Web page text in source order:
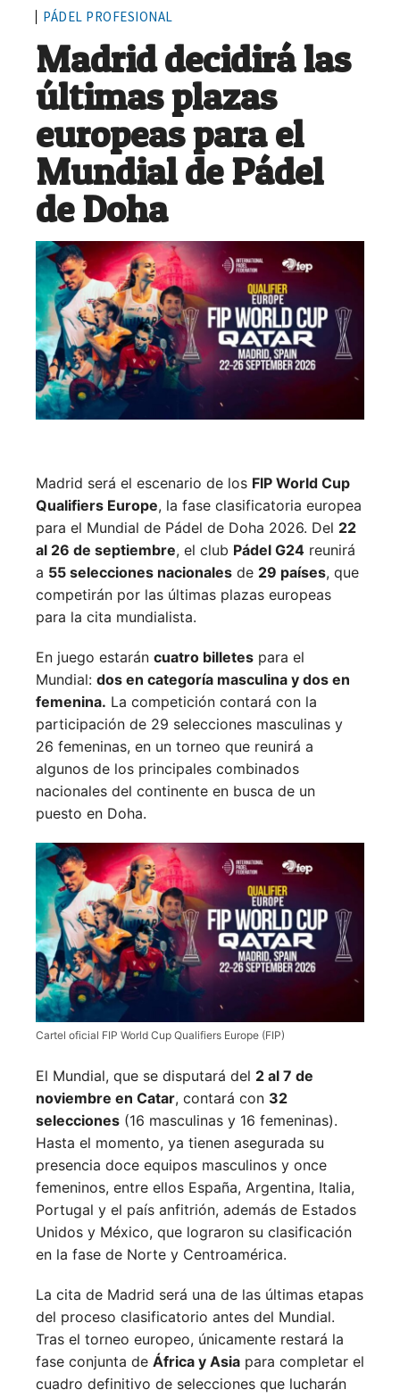
PÁDEL PROFESIONAL
Madrid decidirá las
últimas plazas
europeas para el
Mundial de Pádel
de Doha
Madrid será el escenario de los FIP World Cup
Qualifiers Europe, la fase clasificatoria europea
para el Mundial de Pádel de Doha 2026. Del 22
al 26 de septiembre, el club Pádel G24 reunirá
a 55 selecciones nacionales de 29 países, que
competirán por las últimas plazas europeas
para la cita mundialista.
En juego estarán cuatro billetes para el
Mundial: dos en categoría masculina y dos en
femenina. La competición contará con la
participación de 29 selecciones masculinas y
26 femeninas, en un torneo que reunirá a
algunos de los principales combinados
nacionales del continente en busca de un
puesto en Doha.
Cartel oficial FIP World Cup Qualifiers Europe (FIP)
El Mundial, que se disputará del 2 al 7 de
noviembre en Catar, contará con 32
selecciones (16 masculinas y 16 femeninas).
Hasta el momento, ya tienen asegurada su
presencia doce equipos masculinos y once
femeninos, entre ellos España, Argentina, Italia,
Portugal y el país anfitrión, además de Estados
Unidos y México, que lograron su clasificación
en la fase de Norte y Centroamérica.
La cita de Madrid será una de las últimas etapas
del proceso clasificatorio antes del Mundial.
Tras el torneo europeo, únicamente restará la
fase conjunta de África y Asia para completar el
cuadro definitivo de selecciones que lucharán